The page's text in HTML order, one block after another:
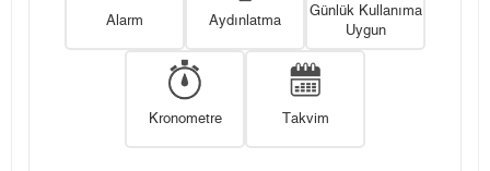
Alarm Aydınlatma
Günlük Kullanıma
Uygun
Kronometre Takvim